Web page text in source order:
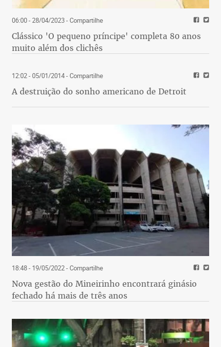
06:00 - 28/04/2023- Compartilhe
Clássico 'O pequeno príncipe' completa 80 anos
muito além dos clichês
12:02 - 05/01/2014- Compartilhe
A destruição do sonho americano de Detroit
18:48 - 19/05/2022- Compartilhe
Nova gestão do Mineirinho encontrará ginásio
fechado há mais de três anos